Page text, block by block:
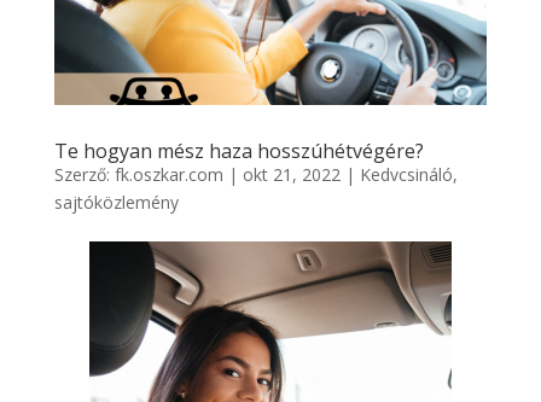
Te hogyan mész haza hosszúhétvégére?
Szerző: fk.oszkar.com | okt 21, 2022 | Kedvcsináló,
sajtóközlemény